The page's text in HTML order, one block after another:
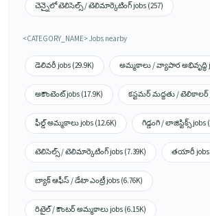
చెన్నైలో టెలిసెల్స్ / టెలిమార్కెటింగ్ jobs (257)
<CATEGORY_NAME> Jobs nearby
డెలివరీ jobs (29.9K) అమ్మకాలు / వ్యాపార అభివృద్ధి
అకౌంటెంట్ jobs (17.9K) కస్టమర్ మద్దతు / టెలికాలర్
ఫీల్డ్ అమ్మకాలు jobs (12.6K) గిడ్డంగి / లాజిస్టిక్స్ jobs
టెలిసెల్స్ / టెలిమార్కెటింగ్ jobs (7.39K) తయారీ jobs
బ్యాక్ ఆఫీస్ / డేటా ఎంట్రీ jobs (6.76K)
రిటైల్ / కౌంటర్ అమ్మకాలు jobs (6.15K)